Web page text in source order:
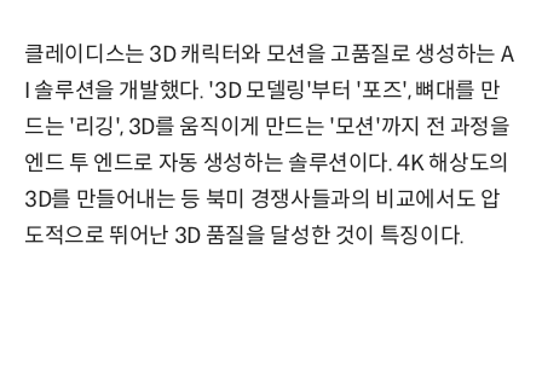
클레이디스는 3D 캐릭터와 모션을 고품질로 생성하는 A
I 솔루션을 개발했다. '3D 모델링'부터 '포즈', 뼈대를 만
드는 '리깅', 3D를 움직이게 만드는 '모션'까지 전 과정을
엔드 투 엔드로 자동 생성하는 솔루션이다. 4K 해상도의
3D를 만들어내는 등 북미 경쟁사들과의 비교에서도 압
도적으로 뛰어난 3D 품질을 달성한 것이 특징이다.